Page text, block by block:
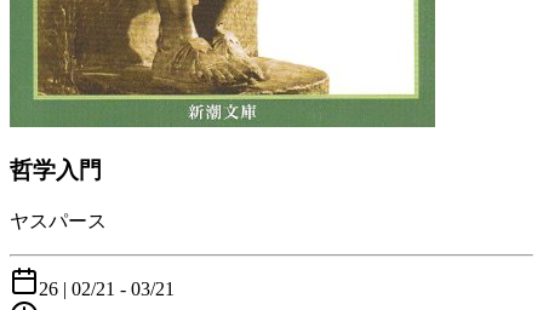
哲学入門
ヤスパース
26 | 02/21 - 03/21